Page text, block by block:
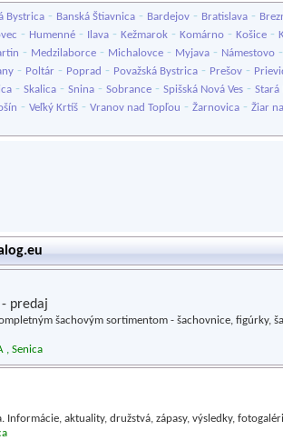
Bystrica - Banská Štiavnica - Bardejov - Bratislava -
- Humenné - Ilava - Kežmarok - Komárno - Košice -
- Medzilaborce - Michalovce - Myjava - Námestovo -
- Poltár - Poprad - Považská Bystrica - Prešov -
- Skalica - Snina - Sobrance - Spišská Nová Ves - Stará
- Veľký Krtíš - Vranov nad Topľou - Žarnovica - Žiar
predaj
šachovým sortimentom - šachovnice, figúrky,
, Senica
Informácie, aktuality, družstvá, zápasy, výsledky,